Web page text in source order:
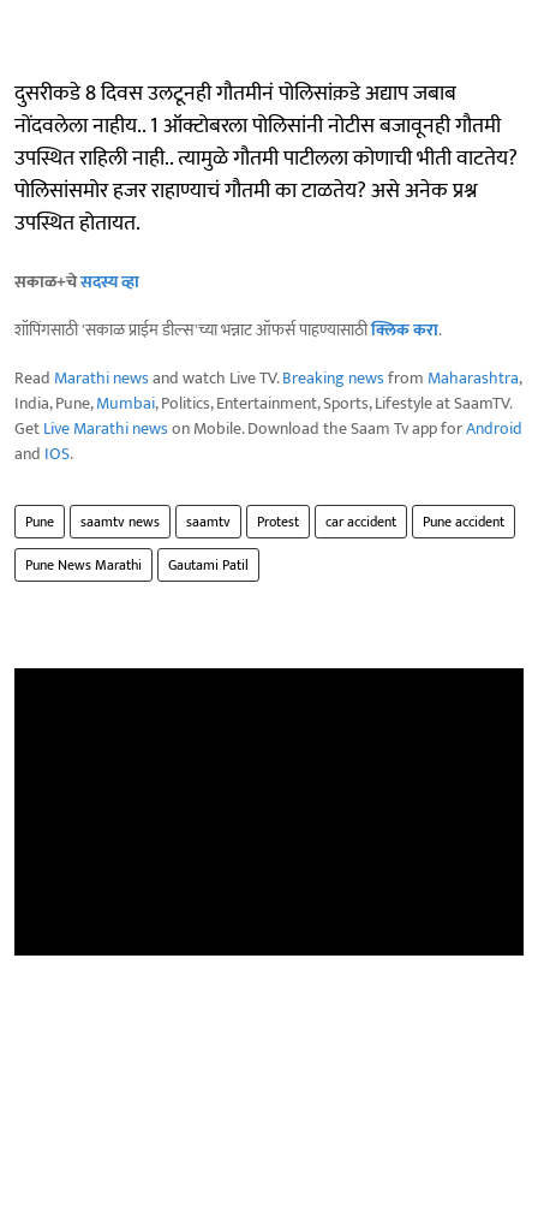
दुसरीकडे 8 दिवस उलटूनही गौतमीनं पोलिसांक़डे अद्याप जबाब
नोंदवलेला नाहीय.. 1 ऑक्टोबरला पोलिसांनी नोटीस बजावूनही गौतमी
उपस्थित राहिली नाही.. त्यामुळे गौतमी पाटीलला कोणाची भीती वाटतेय?
पोलिसांसमोर हजर राहाण्याचं गौतमी का टाळतेय? असे अनेक प्रश्न
उपस्थित होतायत.
सकाळ+चेसदस्य व्हा
शॉपिंगसाठी 'सकाळ प्राईम डील्स'च्या भन्नाट ऑफर्स पाहण्यासाठीक्लिक करा.
Read Marathi newsand watch Live TV.Breaking newsfrom Maharashtra,
India, Pune,Mumbai, Politics, Entertainment, Sports, Lifestyle at SaamTV.
GetLive Marathi newson Mobile. Download the Saam Tv app forAndroid
and IOS.
Pune saamtv news saamtv Protest car accident
Pune accident
Pune News Marathi
Gautami Patil